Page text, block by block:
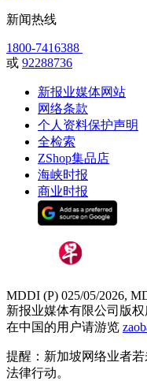
新闻热线
1800-7416388
或 92288736
新报业媒体网站
网络条款
个人资料保护声明
全检索
ZShop集品店
海峡时报
商业时报
MDDI (P) 025/05/2026,
新报业媒体有限公司版权
在中国的用户请游览
提醒：新加坡网络业者
法律行动。